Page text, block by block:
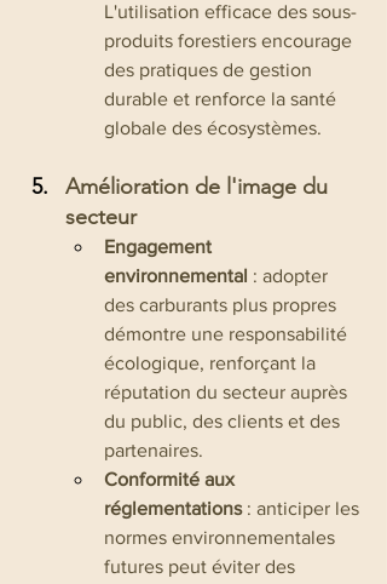
L'utilisation efficace des sous-
produits forestiers encourage
des pratiques de gestion
durable et renforce la santé
globale des écosystèmes.
Amélioration de l'image du
secteur
Engagement
environnemental : adopter
des carburants plus propres
démontre une responsabilité
écologique, renforçant la
réputation du secteur auprès
du public, des clients et des
partenaires.
Conformité aux
réglementations : anticiper les
normes environnementales
futures peut éviter des